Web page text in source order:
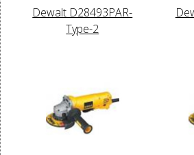
Dewalt D28493PAR-
Type-2